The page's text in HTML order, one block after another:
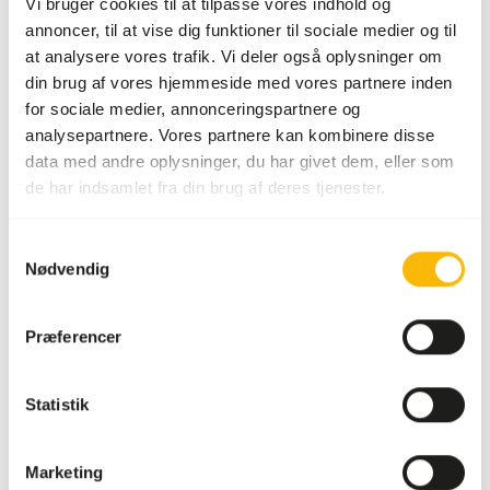
annoncer, til at vise dig funktioner til sociale medier og til
at analysere vores trafik. Vi deler også oplysninger om
din brug af vores hjemmeside med vores partnere inden
for sociale medier, annonceringspartnere og
analysepartnere. Vores partnere kan kombinere disse
data med andre oplysninger, du har givet dem, eller som
de har indsamlet fra din brug af deres tjenester.
Nødvendig
Præferencer
Statistik
Marketing
Om dette produkt
Dette tilskud til råt kød + kalcium er egnet som
supplement til en kost med råt kød til hunde og katte uden
og katte.
måleske. Tilsæt 2 gram tilskud pr. 100 gram kød dagligt.